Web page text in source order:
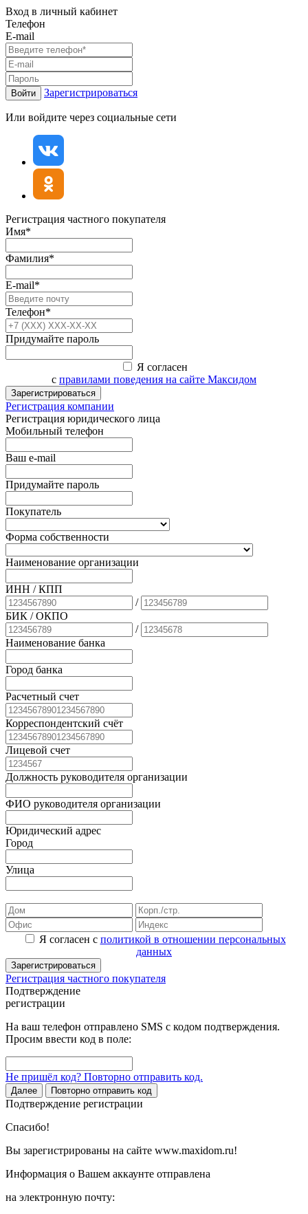
Вход в личный кабинет
Телефон
E-mail
Войти Зарегистрироваться
Или войдите через социальные сети
Регистрация частного покупателя
Имя*
Фамилия*
E-mail*
Телефон*
Придумайте пароль
Я согласен
с правилами поведения на сайте Максидом
Зарегистрироваться
Регистрация компании
Регистрация юридического лица
Мобильный телефон
Ваш e-mail
Придумайте пароль
Покупатель
Форма собственности
Наименование организации
ИНН / КПП
/
БИК / ОКПО
/
Наименование банка
Город банка
Расчетный счет
Корреспондентский счёт
Лицевой счет
Должность руководителя организации
ФИО руководителя организации
Юридический адрес
Город
Улица
Я согласен с политикой в отношении персональных
данных
Зарегистрироваться
Регистрация частного покупателя
Подтверждение
регистрации
На ваш телефон отправлено SMS с кодом подтверждения.
Просим ввести код в поле:
Не пришёл код? Повторно отправить код.
Далее Повторно отправить код
Подтверждение регистрации
Спасибо!
Вы зарегистрированы на сайте www.maxidom.ru!
Информация о Вашем аккаунте отправлена
на электронную почту: